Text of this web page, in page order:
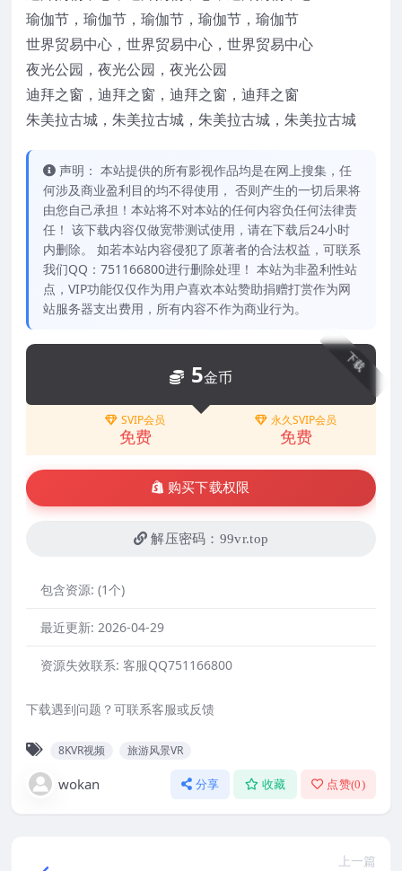
瑜伽节，瑜伽节，瑜伽节，瑜伽节，瑜伽节
世界贸易中心，世界贸易中心，世界贸易中心
夜光公园，夜光公园，夜光公园
迪拜之窗，迪拜之窗，迪拜之窗，迪拜之窗
朱美拉古城，朱美拉古城，朱美拉古城，朱美拉古城
声明： 本站提供的所有影视作品均是在网上搜集，任
何涉及商业盈利目的均不得使用， 否则产生的一切后果将
由您自己承担！本站将不对本站的任何内容负任何法律责
任！ 该下载内容仅做宽带测试使用，请在下载后24小时
内删除。 如若本站内容侵犯了原著者的合法权益，可联系
我们QQ：751166800进行删除处理！ 本站为非盈利性站
点，VIP功能仅仅作为用户喜欢本站赞助捐赠打赏作为网
站服务器支出费用，所有内容不作为商业行为。
下载
5金币
SVIP会员
免费
永久SVIP会员
免费
购买下载权限
解压密码：99vr.top
包含资源: (1个)
最近更新: 2026-04-29
资源失效联系: 客服QQ751166800
下载遇到问题？可联系客服或反馈
8KVR视频 旅游风景VR
wokan 分享 收藏 点赞(0)
上一篇